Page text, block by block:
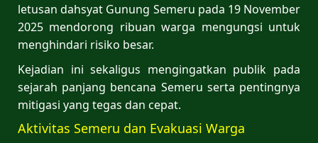
letusan dahsyat Gunung Semeru pada 19 November
2025 mendorong ribuan warga mengungsi untuk
menghindari risiko besar.
Kejadian ini sekaligus mengingatkan publik pada
sejarah panjang bencana Semeru serta pentingnya
mitigasi yang tegas dan cepat.
Aktivitas Semeru dan Evakuasi Warga